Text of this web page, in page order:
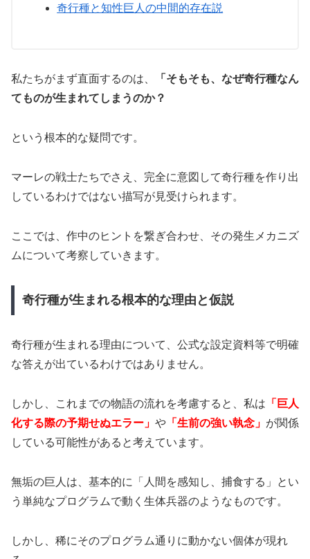
奇行種と知性巨人の中間的存在説
私たちがまず直面するのは、
「そもそも、なぜ奇行種なん
てものが生まれてしまうのか？
という根本的な疑問です。
マーレの戦士たちでさえ、完全に意図して奇行種を作り出
しているわけではない描写が見受けられます。
ここでは、作中のヒントを繋ぎ合わせ、その発生メカニズ
ムについて考察していきます。
奇行種が生まれる根本的な理由と仮説
奇行種が生まれる理由について、公式な設定資料等で明確
な答えが出ているわけではありません。
しかし、これまでの物語の流れを考慮すると、私は 「巨人
化する際の予期せぬエラー」 や 「生前の強い執念」 が関係
している可能性があると考えています。
無垢の巨人は、基本的に「人間を感知し、捕食する」とい
う単純なプログラムで動く生体兵器のようなものです。
しかし、稀にそのプログラム通りに動かない個体が現れ